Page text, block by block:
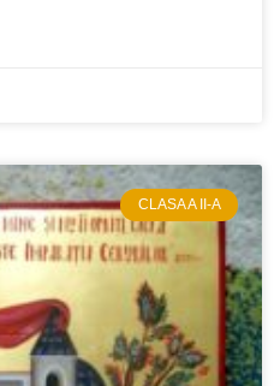
CLASA A II-A